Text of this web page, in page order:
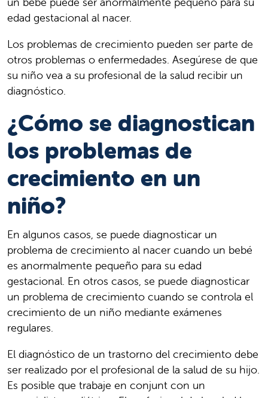
edad gestacional al nacer.
Los problemas de crecimiento pueden ser parte de
otros problemas o enfermedades. Asegúrese de que
su niño vea a su profesional de la salud recibir un
diagnóstico.
¿Cómo se diagnostican
los problemas de
crecimiento en un
niño?
En algunos casos, se puede diagnosticar un
problema de crecimiento al nacer cuando un bebé
es anormalmente pequeño para su edad
gestacional. En otros casos, se puede diagnosticar
un problema de crecimiento cuando se controla el
crecimiento de un niño mediante exámenes
regulares.
El diagnóstico de un trastorno del crecimiento debe
ser realizado por el profesional de la salud de su hijo.
Es posible que trabaje en conjunt con un